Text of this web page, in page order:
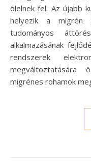
ölelnek fel. Az újabb
helyezik a migrén
tudományos
alkalmazásának
rendszerek
megváltoztatására
migrénes rohamok